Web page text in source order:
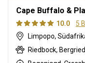
Cape Buffalo &
10.0
5
Limpopo,